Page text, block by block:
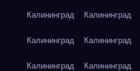
Калининград Калининград
Калининград Калининград
Калининград Калининград